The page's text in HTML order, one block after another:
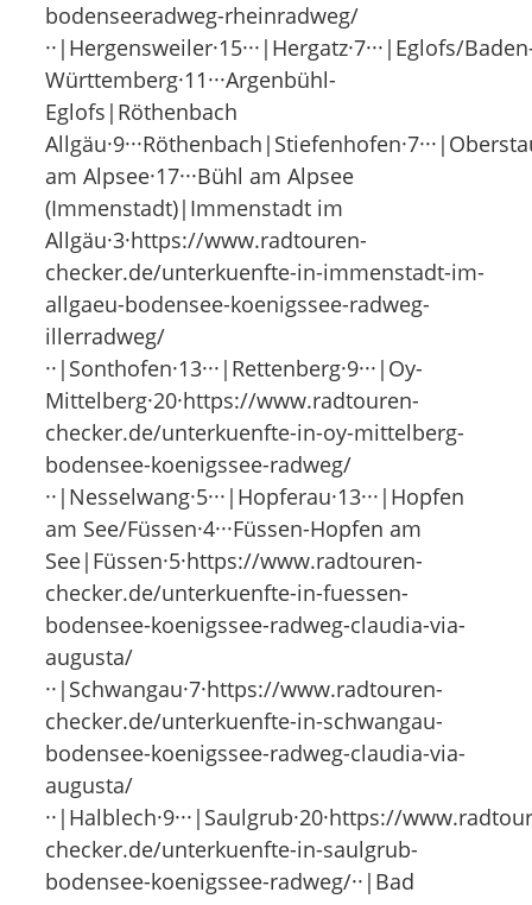
bodenseeradweg-rheinradweg/
··|Hergensweiler·15···|Hergatz·7···|Eglofs/
Württemberg·11···Argenbühl-
Eglofs|Röthenbach
am Alpsee·17···Bühl am Alpsee
(Immenstadt)|Immenstadt im
Allgäu·3·https://www.radtouren-
checker.de/unterkuenfte-in-immenstadt-im-
allgaeu-bodensee-koenigssee-radweg-
illerradweg/
··|Sonthofen·13···|Rettenberg·9···|Oy-
Mittelberg·20·https://www.radtouren-
checker.de/unterkuenfte-in-oy-mittelberg-
bodensee-koenigssee-radweg/
··|Nesselwang·5···|Hopferau·13···|Hopfen
am See/Füssen·4···Füssen-Hopfen am
See|Füssen·5·https://www.radtouren-
checker.de/unterkuenfte-in-fuessen-
bodensee-koenigssee-radweg-claudia-via-
augusta/
··|Schwangau·7·https://www.radtouren-
checker.de/unterkuenfte-in-schwangau-
bodensee-koenigssee-radweg-claudia-via-
augusta/
··|Halblech·9···|Saulgrub·20·https://
checker.de/unterkuenfte-in-saulgrub-
bodensee-koenigssee-radweg/··|Bad